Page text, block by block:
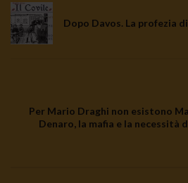
Dopo Davos. La profezia
Per Mario Draghi non esistono
Denaro, la mafia e la necessità